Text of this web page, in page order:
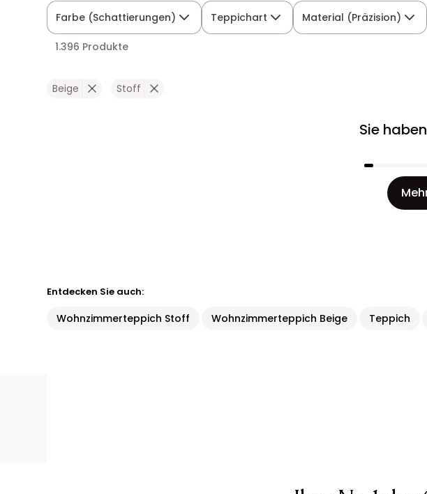
Farbe (Schattierungen) Teppichart Material (Präzision)
1.396 Produkte
Beige Stoff
Sie
Entdecken Sie auch:
Wohnzimmerteppich Stoff Wohnzimmerteppich Beige Teppich